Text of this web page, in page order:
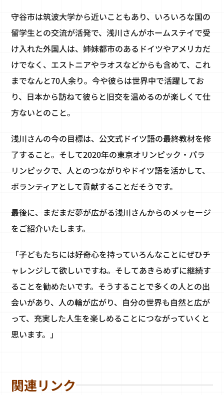
守谷市は筑波大学から近いこともあり、いろいろな国の
留学生との交流が活発で、浅川さんがホームステイで受
け入れた外国人は、姉妹都市のあるドイツやアメリカだ
けでなく、エストニアやラオスなどからも含めて、これ
までなんと70人余り。今や彼らは世界中で活躍してお
り、日本から訪ねて彼らと旧交を温めるのが楽しくて仕
方ないとのこと。
浅川さんの今の目標は、公文式ドイツ語の最終教材を修
了すること。そして2020年の東京オリンピック・パラ
リンピックで、人とのつながりやドイツ語を活かして、
ボランティアとして貢献することだそうです。
最後に、まだまだ夢が広がる浅川さんからのメッセージ
をご紹介いたします。
「子どもたちには好奇心を持っていろんなことにぜひチ
ャレンジして欲しいですね。そしてあきらめずに継続す
ることを勧めたいです。そうすることで多くの人との出
会いがあり、人の輪が広がり、自分の世界も自然と広が
って、充実した人生を楽しめることにつながっていくと
思います。」
関連リンク